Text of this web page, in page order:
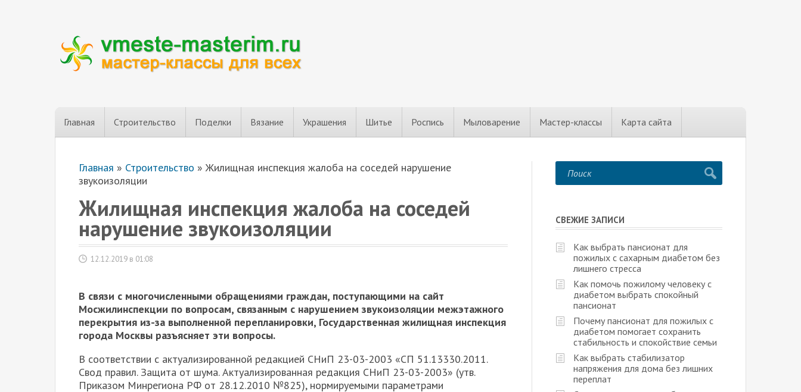
Главная Строительство Поделки Вязание Украшения Шитье Роспись Мыловарение Мастер-классы Карта сайта
Главная » Строительство »Жилищная инспекция жалоба на соседей нарушение
звукоизоляции
Жилищная инспекция жалоба на соседей
нарушение звукоизоляции
12.12.2019 в 01:08
В связи с многочисленными обращениями граждан, поступающими на сайт
Мосжилинспекции по вопросам, связанным с нарушением звукоизоляции межэтажного
перекрытия из-за выполненной перепланировки, Государственная жилищная инспекция
города Москвы разъясняет эти вопросы.
В соответствии с актуализированной редакцией СНиП 23-03-2003 «СП 51.13330.2011.
Свод правил. Защита от шума. Актуализированная редакция СНиП 23-03-2003» (утв.
Приказом Минрегиона РФ от 28.12.2010 №825), нормируемыми параметрами
СВЕЖИЕ ЗАПИСИ
Как выбрать пансионат для
пожилых с сахарным диабетом без
лишнего стресса
Как помочь пожилому человеку с
диабетом выбрать спокойный
пансионат
Почему пансионат для пожилых с
диабетом помогает сохранить
стабильность и спокойствие семьи
Как выбрать стабилизатор
напряжения для дома без лишних
переплат